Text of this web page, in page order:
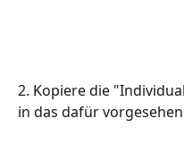
2. Kopiere die
in das dafür